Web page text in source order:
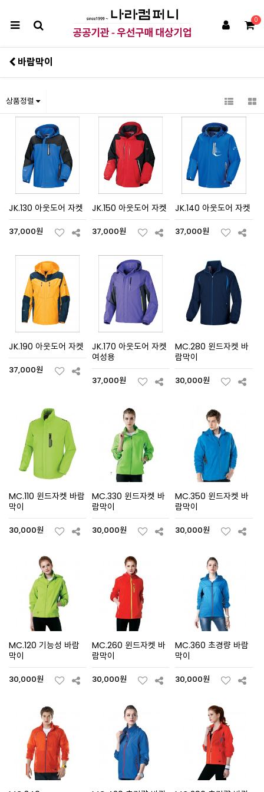
0
바람막이
상품정렬
JK.130 아웃도어 자켓
37,000원
JK.150 아웃도어 자켓
37,000원
JK.140 아웃도어 자켓
37,000원
JK.190 아웃도어 자켓
37,000원
JK.170 아웃도어 자켓
여성용
37,000원
MC.280 윈드자켓 바
람막이
30,000원
MC.110 윈드자켓 바람
막이
30,000원
MC.330 윈드자켓 바
람막이
30,000원
MC.350 윈드자켓 바
람막이
30,000원
MC.120 기능성 바람
막이
30,000원
MC.260 윈드자켓 바
람막이
30,000원
MC.360 초경량 바람
막이
30,000원